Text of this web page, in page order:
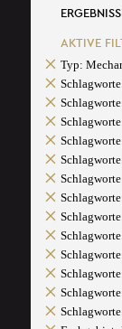
AKTIVE
Typ: